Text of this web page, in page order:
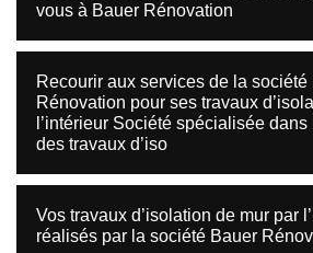
vous à Bauer Rénovation
Recourir aux services de la société
Rénovation pour ses travaux
l’intérieur Société spécialisée
des travaux d’iso
Vos travaux d’isolation de mur par
réalisés par la société Bauer